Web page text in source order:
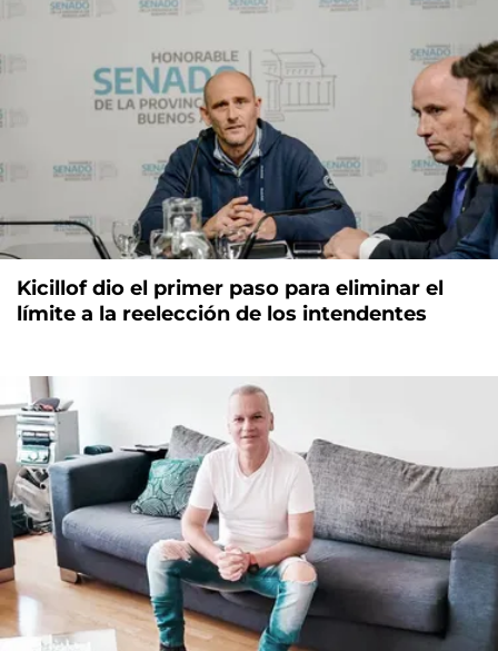
Kicillof dio el primer paso para eliminar el
límite a la reelección de los intendentes